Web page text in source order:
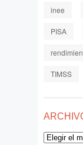
inee
PISA
TIMSS
Archivo